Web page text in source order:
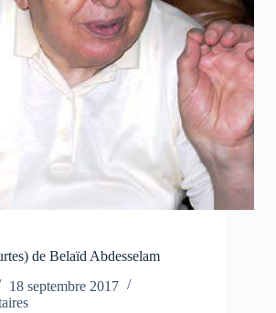
de Belaïd Abdesselam
18 septembre 2017